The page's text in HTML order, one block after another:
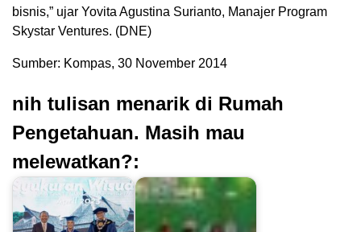
bisnis,” ujar Yovita Agustina Surianto, Manajer Program
Skystar Ventures. (DNE)
Sumber: Kompas, 30 November 2014
nih tulisan menarik di Rumah
Pengetahuan. Masih mau
melewatkan?: